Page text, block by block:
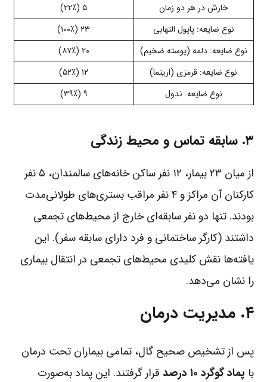
خارش در هر دو زمان
۵ (۲۲٪)
نوع ضایعه: پاپول التهابی
۲۳ (۱۰۰٪)
نوع ضایعه: دلمه (پوسته ضخیم)
۲۰ (۸۷٪)
نوع ضایعه: قرمزی (اریتما)
۱۲ (۵۲٪)
نوع ضایعه: ندول
۹ (۳۹٪)
۳. سابقه تماس و محیط زندگی
از میان ۲۳ بیمار، ۱۲ نفر ساکن خانه‌های سالمندان، ۵ نفر
کارکنان آن مراکز و ۴ نفر مراقب بستری‌های طولانی‌مدت
بودند. تنها دو نفر سابقه‌ای خارج از محیط‌های تجمعی
داشتند (کارگر ساختمانی و فرد دارای سابقه سفر). این
یافته‌ها نقش کلیدی محیط‌های تجمعی در انتقال بیماری
را نشان می‌دهد.
۴. مدیریت درمان
پس از تشخیص صحیح گال، تمامی بیماران تحت درمان
با پماد گوگرد ۱۰ درصد
قرار گرفتند. این پماد به‌صورت